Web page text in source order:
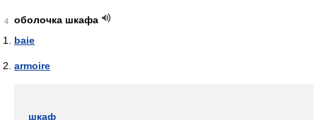
4
оболочка шкафа
baie
armoire
шкаф